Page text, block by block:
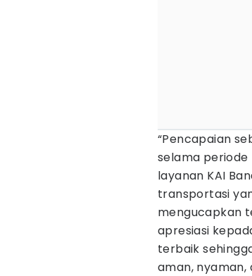
“Pencapaian
selama periode
layanan KAI
transportasi
mengucapkan
apresiasi
terbaik
aman, nyaman,